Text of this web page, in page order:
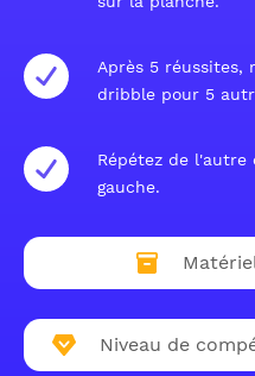
Après 5 réussites,
dribble pour 5
Répétez de l'autre
gauche.
Niveau de